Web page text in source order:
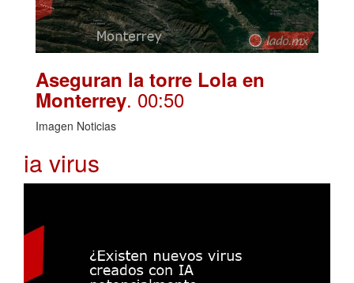
Aseguran la torre Lola en
Monterrey. 00:50
Imagen Noticias
ia virus